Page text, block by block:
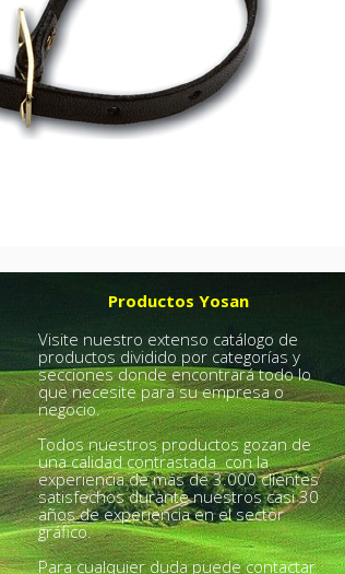
Productos Yosan
Visite nuestro extenso catálogo de
productos dividido por categorías y
secciones donde encontrará todo lo
que necesite para su empresa o
negocio.
Todos nuestros productos gozan de
una calidad contrastada con la
experiencia de más de 3.000 clientes
satisfechos durante nuestros casi 30
años de experiencia en el sector
gráfico.
Para cualquier duda puede contactar